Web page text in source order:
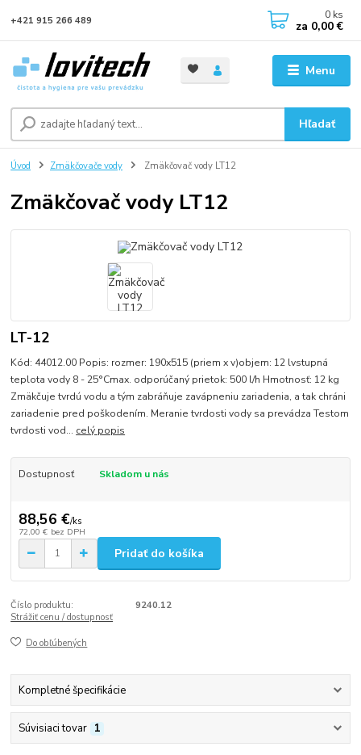
Menu
Hľadať
+421 915 266 489 0 ks
za 0,00 €
Úvod Zmäkčovače vody Zmäkčovač vody LT12
Zmäkčovač vody LT12
LT-12
Kód: 44012.00 Popis: rozmer: 190x515 (priem x v)objem: 12 lvstupná
teplota vody 8 - 25°Cmax. odporúčaný prietok: 500 l/h Hmotnosť: 12 kg
Zmäkčuje tvrdú vodu a tým zabráňuje zavápneniu zariadenia, a tak chráni
zariadenie pred poškodením. Meranie tvrdosti vody sa prevádza Testom
tvrdosti vod... celý popis
Dostupnosť Skladom u nás
88,56 €/ks
72,00 € bez DPH
Pridať do košíka
Číslo produktu:
9240.12
Strážiť cenu / dostupnosť
Do obľúbených
Kompletné špecifikácie
Súvisiaci tovar 1